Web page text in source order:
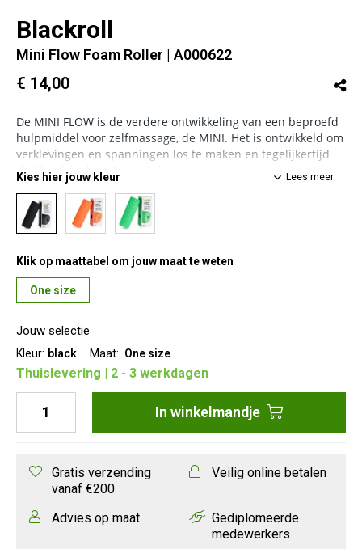
Blackroll
Mini Flow Foam Roller | A000622
€ 14,00
De MINI FLOW is de verdere ontwikkeling van een beproefd
hulpmiddel voor zelfmassage, de MINI. Het is ontwikkeld om
verklevingen en spanningen los te maken en tegelijkertijd
de bloedsomloop te stimuleren.
Het oppervlak van de MINI FLOW, gestructureerd in twee
richtingen, combineert zacht rollen met de actieve
stimulatie van een harde rand, afhankelijk van de
rolrichting. Dat betekent dat hij niet alleen kan worden
activering van afzonderlijke spieren en lichaamsdelen.
Het handige formaat maakt hem ideaal voor kleinere delen
van het lichaam, zoals de armen, de onderbenen en de
afmetingen is de MINI FLOW uiterst praktisch onderweg.
Lees meer
Kies hier jouw kleur
Klik op maattabel om jouw maat te weten
One size
Jouw selectie
Kleur: black Maat: One size
Thuislevering | 2 - 3 werkdagen
In winkelmandje
Gratis verzending
vanaf €200
Veilig online betalen
Advies op maat
Gediplomeerde
medewerkers